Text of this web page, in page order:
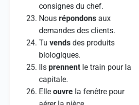
consignes du chef.
Nous répondons aux
demandes des clients.
Tu vends des produits
biologiques.
Ils prennent le train pour la
capitale.
Elle ouvre la fenêtre pour